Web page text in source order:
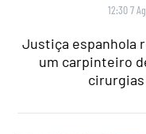
12:30 7
Justiça espanhola
um carpinteiro